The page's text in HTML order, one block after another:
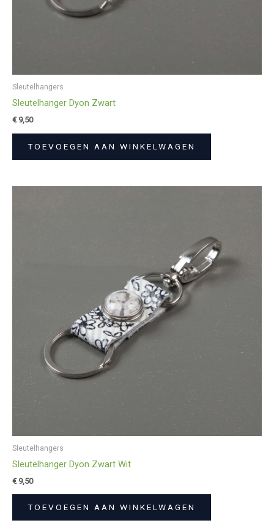
Sleutelhangers
Sleutelhanger Dyon Zwart
€9,50
TOEVOEGEN AAN WINKELWAGEN
Sleutelhangers
Sleutelhanger Dyon Zwart Wit
€9,50
TOEVOEGEN AAN WINKELWAGEN